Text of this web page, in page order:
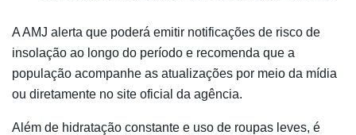
A AMJ alerta que poderá emitir notificações de risco de
insolação ao longo do período e recomenda que a
população acompanhe as atualizações por meio da mídia
ou diretamente no site oficial da agência.
Além de hidratação constante e uso de roupas leves, é